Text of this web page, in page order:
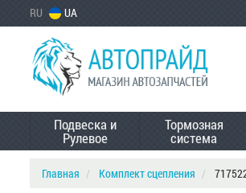
RU UA
Подвеска и
Рулевое
Тормозная
система
Главная Комплект сцепления